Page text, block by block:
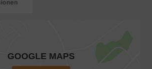
GOOGLE MAPS